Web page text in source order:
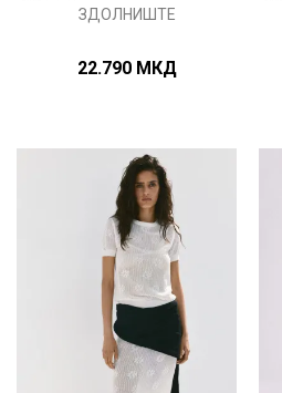
ЗДОЛНИШТЕ
22.790 МКД